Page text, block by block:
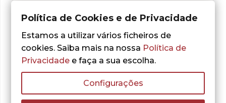
Brochada
Do mesmo autor
Política de Cookies e de Privacidade
Estamos a utilizar vários ficheiros de
cookies. Saiba mais na nossa Política de
Privacidade e faça a sua escolha.
Configurações